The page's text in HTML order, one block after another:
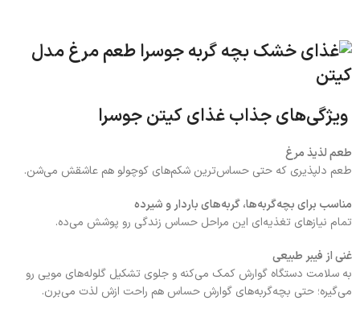
ویژگی‌های جذاب غذای کیتن جوسرا
طعم لذیذ مرغ
طعم دلپذیری که حتی حساس‌ترین شکم‌های کوچولو هم عاشقش می‌شن.
مناسب برای بچه‌گربه‌ها، گربه‌های باردار و شیرده
تمام نیازهای تغذیه‌ای این مراحل حساس زندگی رو پوشش می‌ده.
غنی از فیبر طبیعی
به سلامت دستگاه گوارش کمک می‌کنه و جلوی تشکیل گلوله‌های مویی رو
می‌گیره؛ حتی بچه‌گربه‌های گوارش حساس هم راحت ازش لذت می‌برن.